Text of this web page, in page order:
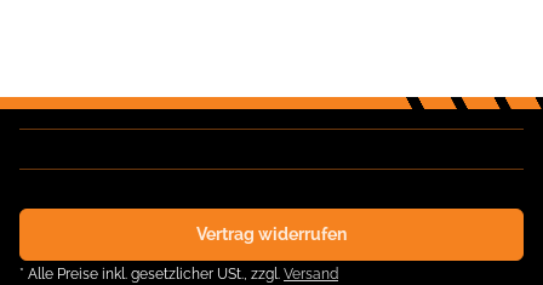
Vertrag widerrufen
* Alle Preise inkl. gesetzlicher USt., zzgl. Versand